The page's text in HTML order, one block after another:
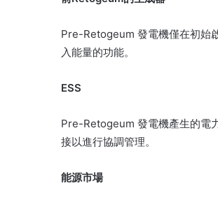
Pre-Retogeum 發電機僅在初始
入能量的功能。
ESS
Pre-Retogeum 發電機產生的電
接以進行協調管理。
能源市場